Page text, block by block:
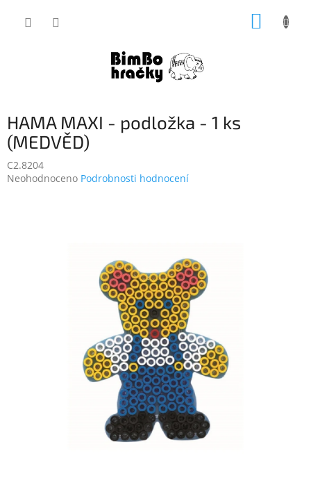
HAMA MAXI - podložka - 1 ks
(MEDVĚD)
C2.8204
Průměrné
Neohodnoceno Podrobnosti hodnocení